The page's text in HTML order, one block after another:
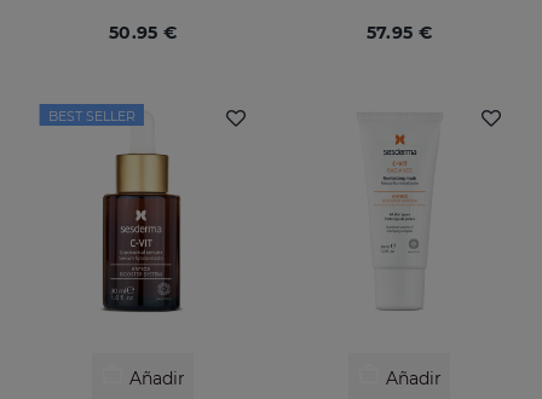
50.95 € 57.95 €
BEST SELLER
Añadir Añadir